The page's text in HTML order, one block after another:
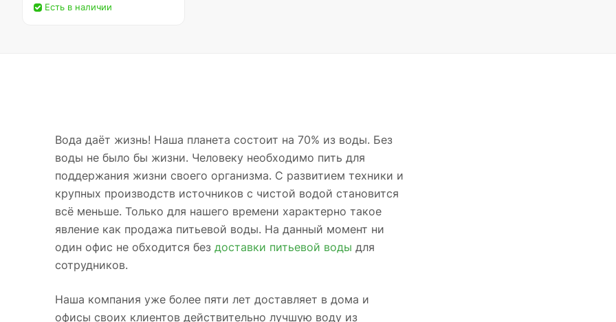
Есть в наличии
Вода даёт жизнь! Наша планета состоит на 70% из воды. Без
воды не было бы жизни. Человеку необходимо пить для
поддержания жизни своего организма. С развитием техники и
крупных производств источников с чистой водой становится
всё меньше. Только для нашего времени характерно такое
явление как продажа питьевой воды. На данный момент ни
один офис не обходится без доставки питьевой воды для
сотрудников.
Наша компания уже более пяти лет доставляет в дома и
офисы своих клиентов действительно лучшую воду из